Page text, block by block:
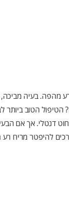
רע מהפה. בעיה
הטיפול הטוב
דנטלי. אך אם
להיפטר מריח